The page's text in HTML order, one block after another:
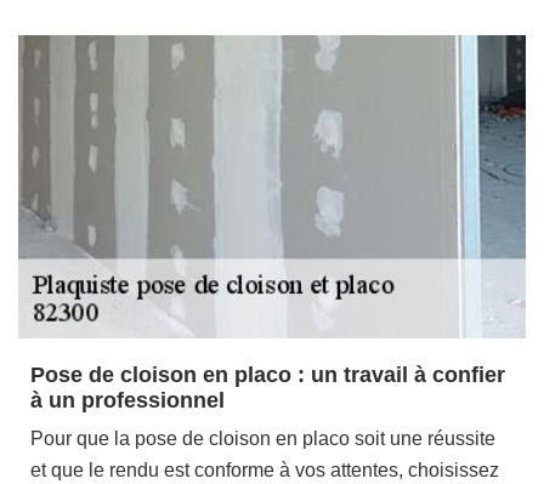
Pose de cloison en placo : un travail à confier
à un professionnel
Pour que la pose de cloison en placo soit une réussite
et que le rendu est conforme à vos attentes, choisissez